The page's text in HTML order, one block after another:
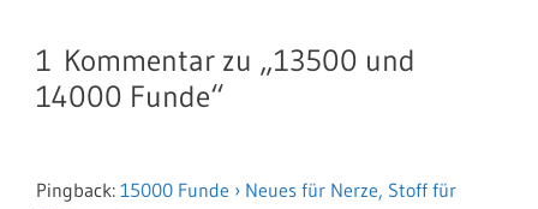
1 Kommentar zu „13500 und
14000 Funde“
Pingback: 15000 Funde › Neues für Nerze, Stoff für